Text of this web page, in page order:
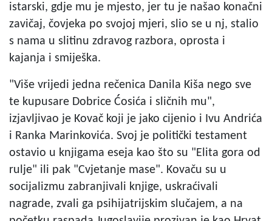
istarski, gdje mu je mjesto, jer tu je našao konačni
zavičaj, čovjeka po svojoj mjeri, slio se u nj, stalio
s nama u slitinu zdravog razbora, oprosta i
kajanja i smiješka.
"Više vrijedi jedna rečenica Danila Kiša nego sve
te kupusare Dobrice Ćosića i sličnih mu",
izjavljivao je Kovač koji je jako cijenio i Ivu Andrića
i Ranka Marinkovića. Svoj je politički testament
ostavio u knjigama eseja kao što su "Elita gora od
rulje" ili pak "Cvjetanje mase". Kovaču su u
socijalizmu zabranjivali knjige, uskraćivali
nagrade, zvali ga psihijatrijskim slučajem, a na